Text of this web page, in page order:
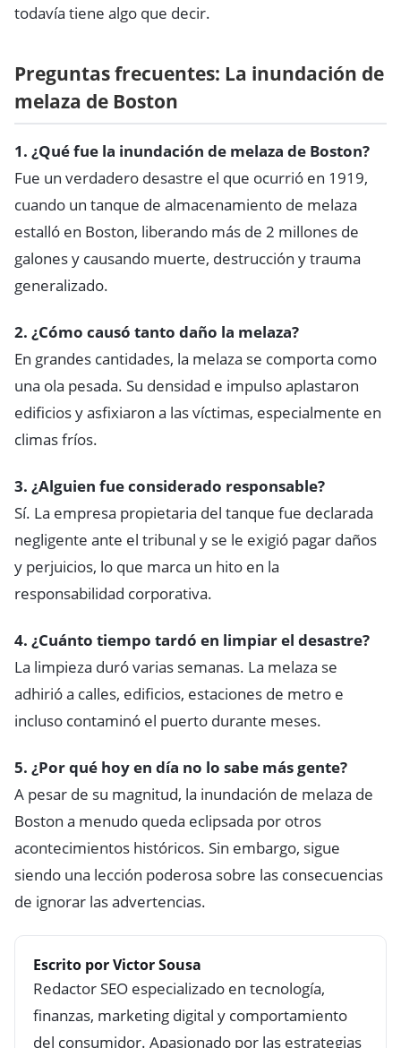
todavía tiene algo que decir.
Preguntas frecuentes: La inundación de
melaza de Boston
1. ¿Qué fue la inundación de melaza de Boston?
Fue un verdadero desastre el que ocurrió en 1919,
cuando un tanque de almacenamiento de melaza
estalló en Boston, liberando más de 2 millones de
galones y causando muerte, destrucción y trauma
generalizado.
2. ¿Cómo causó tanto daño la melaza?
En grandes cantidades, la melaza se comporta como
una ola pesada. Su densidad e impulso aplastaron
edificios y asfixiaron a las víctimas, especialmente en
climas fríos.
3. ¿Alguien fue considerado responsable?
Sí. La empresa propietaria del tanque fue declarada
negligente ante el tribunal y se le exigió pagar daños
y perjuicios, lo que marca un hito en la
responsabilidad corporativa.
4. ¿Cuánto tiempo tardó en limpiar el desastre?
La limpieza duró varias semanas. La melaza se
adhirió a calles, edificios, estaciones de metro e
incluso contaminó el puerto durante meses.
5. ¿Por qué hoy en día no lo sabe más gente?
A pesar de su magnitud, la inundación de melaza de
Boston a menudo queda eclipsada por otros
acontecimientos históricos. Sin embargo, sigue
siendo una lección poderosa sobre las consecuencias
de ignorar las advertencias.
Escrito por Victor Sousa
Redactor SEO especializado en tecnología,
finanzas, marketing digital y comportamiento
del consumidor. Apasionado por las estrategias